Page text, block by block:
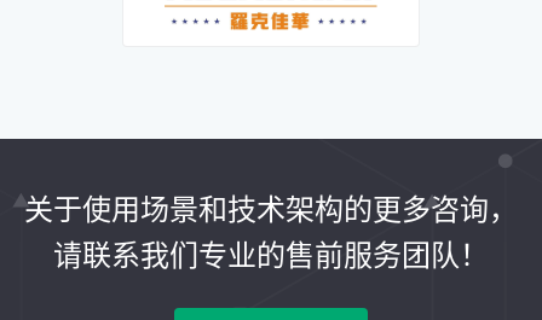
关于使用场景和技术架构的更多咨询，
请联系我们专业的售前服务团队！